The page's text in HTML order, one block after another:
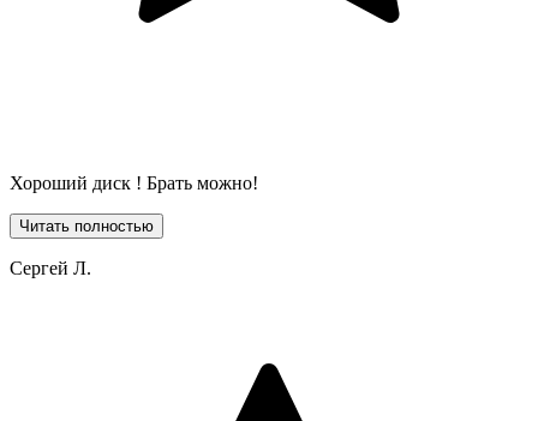
Хороший диск ! Брать можно!
Читать полностью
Сергей Л.